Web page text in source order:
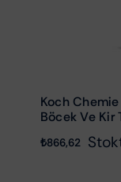
Koch
Böcek Ve Kir
₺866,62